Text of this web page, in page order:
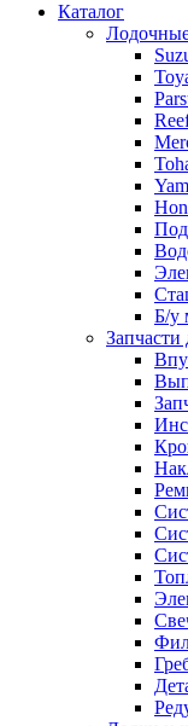
Каталог
Б/у
Запчасти